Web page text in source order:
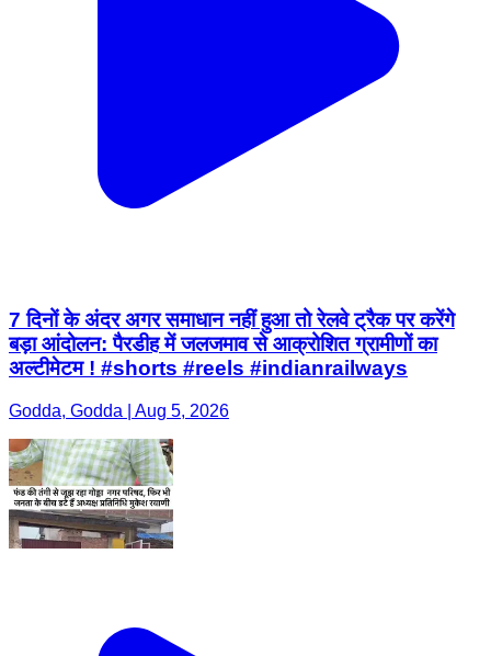
7 दिनों के अंदर अगर समाधान नहीं हुआ तो रेलवे ट्रैक पर करेंगे
बड़ा आंदोलन: पैरडीह में जलजमाव से आक्रोशित ग्रामीणों का
अल्टीमेटम ! #shorts #reels #indianrailways
Godda, Godda | Aug 5, 2026